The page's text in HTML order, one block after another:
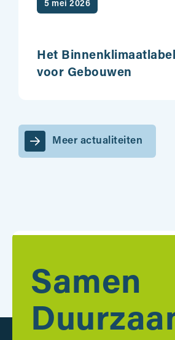
5 mei 2026
Het Binnenklimaatlabel
voor Gebouwen
Meer actualiteiten
Samen